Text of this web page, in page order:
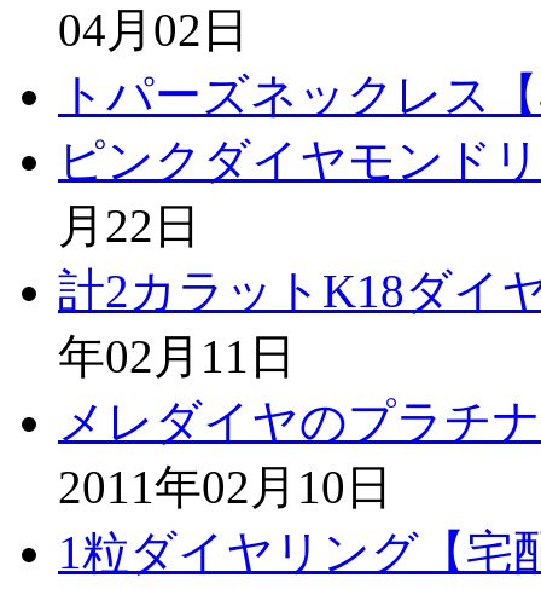
04月02日
トパーズネックレス
ピンクダイヤモンド
月22日
計2カラットK18ダイ
年02月11日
メレダイヤのプラチ
2011年02月10日
1粒ダイヤリング【宅